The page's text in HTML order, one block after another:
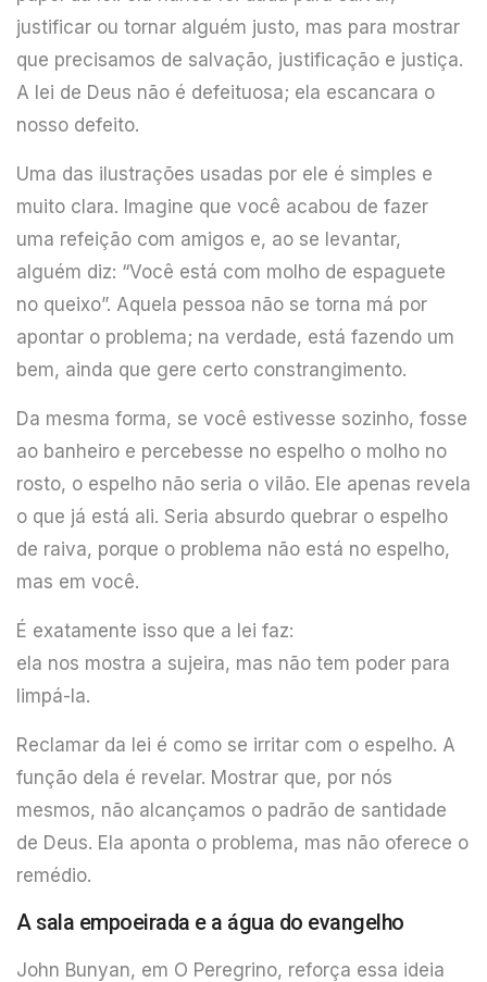
justificar ou tornar alguém justo, mas para mostrar
que precisamos de salvação, justificação e justiça.
A lei de Deus não é defeituosa; ela escancara o
nosso defeito.
Uma das ilustrações usadas por ele é simples e
muito clara. Imagine que você acabou de fazer
uma refeição com amigos e, ao se levantar,
alguém diz: “Você está com molho de espaguete
no queixo”. Aquela pessoa não se torna má por
apontar o problema; na verdade, está fazendo um
bem, ainda que gere certo constrangimento.
Da mesma forma, se você estivesse sozinho, fosse
ao banheiro e percebesse no espelho o molho no
rosto, o espelho não seria o vilão. Ele apenas revela
o que já está ali. Seria absurdo quebrar o espelho
de raiva, porque o problema não está no espelho,
mas em você.
É exatamente isso que a lei faz:
ela nos mostra a sujeira, mas não tem poder para
limpá-la.
Reclamar da lei é como se irritar com o espelho. A
função dela é revelar. Mostrar que, por nós
mesmos, não alcançamos o padrão de santidade
de Deus. Ela aponta o problema, mas não oferece o
remédio.
A sala empoeirada e a água do evangelho
John Bunyan, em O Peregrino, reforça essa ideia